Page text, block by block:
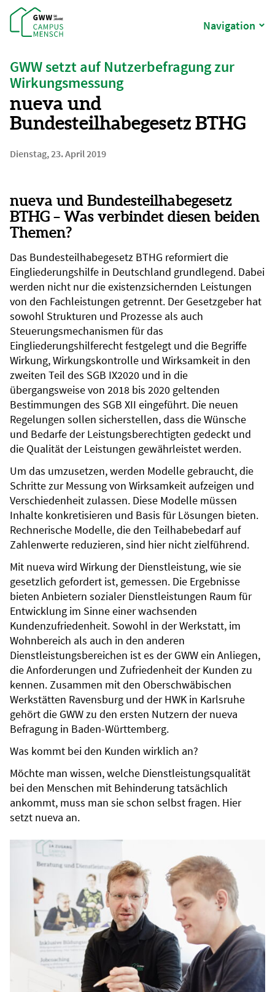
Navigation
GWW setzt auf Nutzerbefragung zur
Wirkungsmessung
nueva und
Bundesteilhabegesetz BTHG
Dienstag, 23. April 2019
nueva und Bundesteilhabegesetz
BTHG – Was verbindet diesen beiden
Themen?
Das Bundesteilhabegesetz BTHG reformiert die
Eingliederungshilfe in Deutschland grundlegend. Dabei
werden nicht nur die existenzsichernden Leistungen
von den Fachleistungen getrennt. Der Gesetzgeber hat
sowohl Strukturen und Prozesse als auch
Steuerungsmechanismen für das
Eingliederungshilferecht festgelegt und die Begriffe
Wirkung, Wirkungskontrolle und Wirksamkeit in den
zweiten Teil des SGB IX2020 und in die
übergangsweise von 2018 bis 2020 geltenden
Bestimmungen des SGB XII eingeführt. Die neuen
Regelungen sollen sicherstellen, dass die Wünsche
und Bedarfe der Leistungsberechtigten gedeckt und
die Qualität der Leistungen gewährleistet werden.
Um das umzusetzen, werden Modelle gebraucht, die
Schritte zur Messung von Wirksamkeit aufzeigen und
Verschiedenheit zulassen. Diese Modelle müssen
Inhalte konkretisieren und Basis für Lösungen bieten.
Rechnerische Modelle, die den Teilhabebedarf auf
Zahlenwerte reduzieren, sind hier nicht zielführend.
Mit nueva wird Wirkung der Dienstleistung, wie sie
gesetzlich gefordert ist, gemessen. Die Ergebnisse
bieten Anbietern sozialer Dienstleistungen Raum für
Entwicklung im Sinne einer wachsenden
Kundenzufriedenheit. Sowohl in der Werkstatt, im
Wohnbereich als auch in den anderen
Dienstleistungsbereichen ist es der GWW ein Anliegen,
die Anforderungen und Zufriedenheit der Kunden zu
kennen. Zusammen mit den Oberschwäbischen
Werkstätten Ravensburg und der HWK in Karlsruhe
gehört die GWW zu den ersten Nutzern der nueva
Befragung in Baden-Württemberg.
Was kommt bei den Kunden wirklich an?
Möchte man wissen, welche Dienstleistungsqualität
bei den Menschen mit Behinderung tatsächlich
ankommt, muss man sie schon selbst fragen. Hier
setzt nueva an.